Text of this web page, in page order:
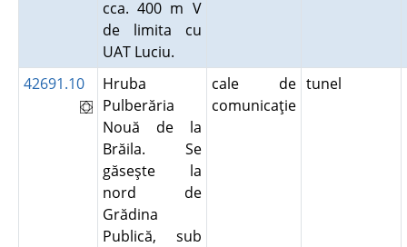
cca. 400 m V
de limita cu
UAT Luciu.
42691.10
Hruba
Pulberăria
Nouă de la
Brăila. Se
găseşte la
nord de
Grădina
Publică, sub
cale de
comunicaţie
tunel